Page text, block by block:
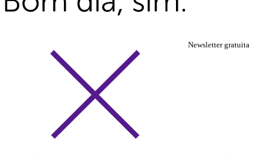
Newsletter gratuita